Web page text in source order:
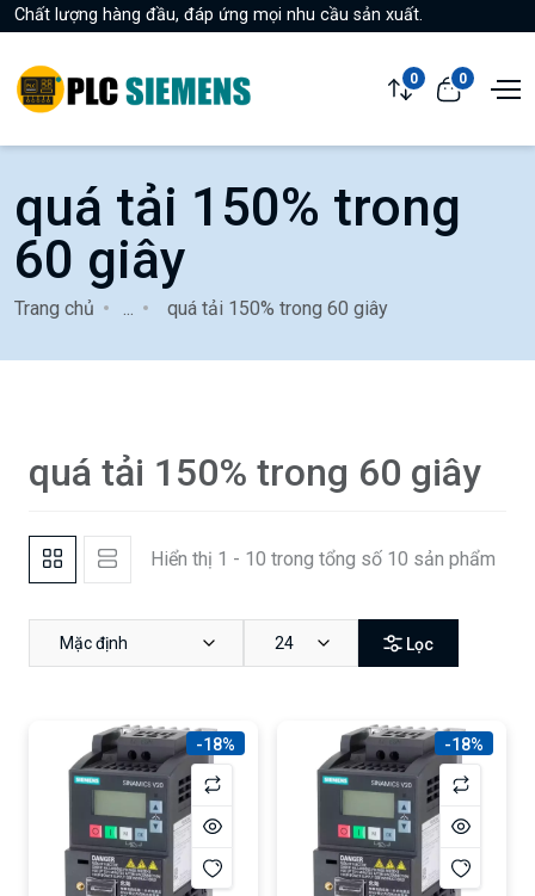
Chất lượng hàng đầu, đáp ứng mọi nhu cầu sản xuất.
0 0
quá tải 150% trong
60 giây
Trang chủ quá tải 150% trong 60 giây
quá tải 150% trong 60 giây
Hiển thị 1 - 10 trong tổng số 10 sản phẩm
Mặc định 24 Lọc
-18% -18%